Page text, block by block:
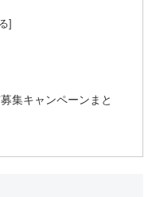
集キャンペーンまと